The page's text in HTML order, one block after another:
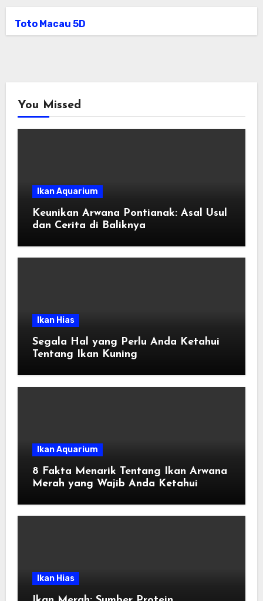
Toto Macau 5D
You Missed
Ikan Aquarium
Keunikan Arwana Pontianak: Asal Usul
dan Cerita di Baliknya
Ikan Hias
Segala Hal yang Perlu Anda Ketahui
Tentang Ikan Kuning
Ikan Aquarium
8 Fakta Menarik Tentang Ikan Arwana
Merah yang Wajib Anda Ketahui
Ikan Hias